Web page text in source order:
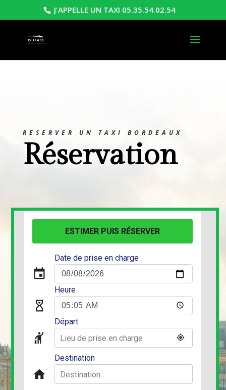
J'APPELLE UN TAXI 05.35.54.02.54
RESERVER UN TAXI BORDEAUX
Réservation